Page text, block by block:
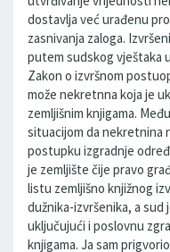
dostavlja već urađenu
zasnivanja zaloga.
putem sudskog vještaka
Zakon o izvršnom
može nekretnna koja je
zemljišnim knjigama.
situacijom da nekretnina
postupku izgradnje
je zemljište čije pravo
listu zemljišno knjižnog
dužnika-izvršenika, a
uključujući i poslovnu
knjigama. Ja sam